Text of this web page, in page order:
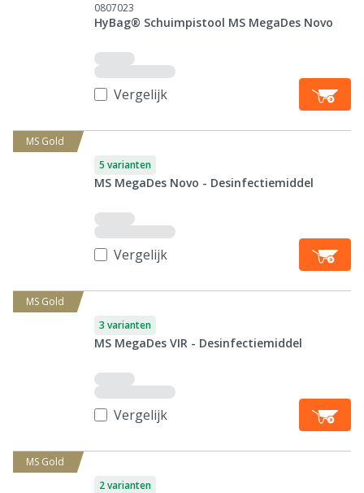
0807023
HyBag® Schuimpistool MS MegaDes Novo
Vergelijk
MS Gold
5 varianten
MS MegaDes Novo - Desinfectiemiddel
Vergelijk
MS Gold
3 varianten
MS MegaDes VIR - Desinfectiemiddel
Vergelijk
MS Gold
2 varianten